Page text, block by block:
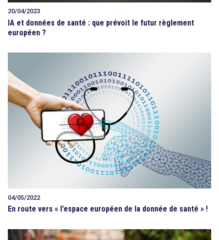
20/04/2023
IA et données de santé : que prévoit le futur règlement
européen ?
04/05/2022
En route vers « l’espace européen de la donnée de santé » !